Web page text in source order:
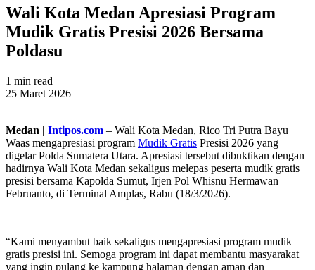
Wali Kota Medan Apresiasi Program
Mudik Gratis Presisi 2026 Bersama
Poldasu
1 min read
25 Maret 2026
Medan | Intipos.com – Wali Kota Medan, Rico Tri Putra Bayu
Waas mengapresiasi program Mudik Gratis Presisi 2026 yang
digelar Polda Sumatera Utara. Apresiasi tersebut dibuktikan dengan
hadirnya Wali Kota Medan sekaligus melepas peserta mudik gratis
presisi bersama Kapolda Sumut, Irjen Pol Whisnu Hermawan
Februanto, di Terminal Amplas, Rabu (18/3/2026).
“Kami menyambut baik sekaligus mengapresiasi program mudik
gratis presisi ini. Semoga program ini dapat membantu masyarakat
yang ingin pulang ke kampung halaman dengan aman dan